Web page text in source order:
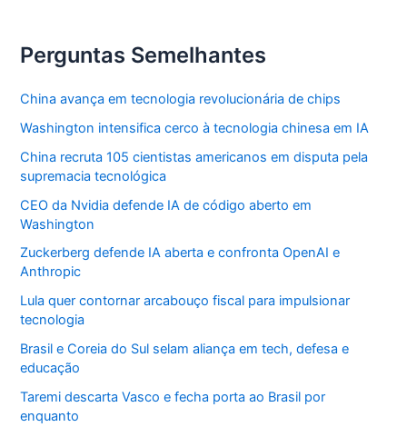
Perguntas Semelhantes
China avança em tecnologia revolucionária de chips
Washington intensifica cerco à tecnologia chinesa em IA
China recruta 105 cientistas americanos em disputa pela
supremacia tecnológica
CEO da Nvidia defende IA de código aberto em
Washington
Zuckerberg defende IA aberta e confronta OpenAI e
Anthropic
Lula quer contornar arcabouço fiscal para impulsionar
tecnologia
Brasil e Coreia do Sul selam aliança em tech, defesa e
educação
Taremi descarta Vasco e fecha porta ao Brasil por
enquanto